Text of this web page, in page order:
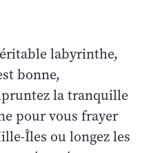
labyrinthe,
bonne,
la tranquille
pour vous frayer
Îles ou longez les